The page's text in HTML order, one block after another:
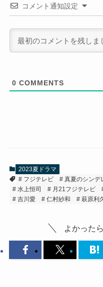
コメント通知設定
0 COMMENTS
2023夏ドラマ
フジテレビ
真夏のシンデ
水上恒司
月21フジテレビ
吉川愛
仁村紗和 萩原利
よかった